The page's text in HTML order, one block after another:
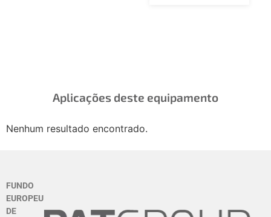
Aplicações deste equipamento
Nenhum resultado encontrado.
FUNDO
EUROPEU
DE